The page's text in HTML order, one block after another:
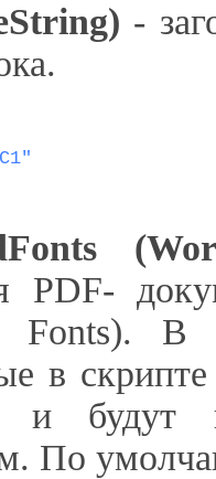
-
PDF-
Fonts). В
в
и будут
По